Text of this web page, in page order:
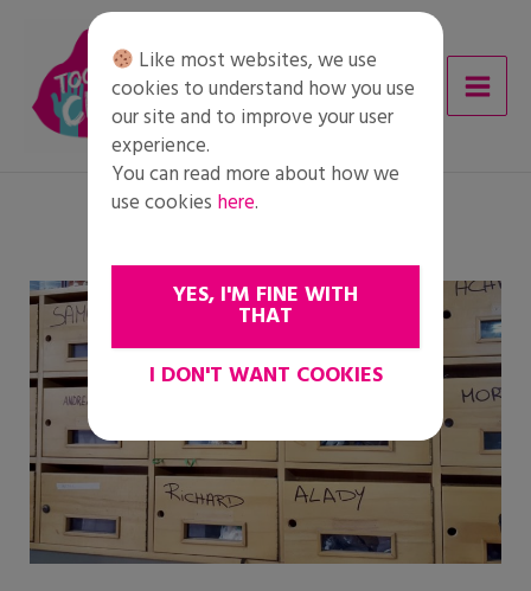
content
Like most websites, we use
cookies to understand how you use
our site and to improve your user
experience.
You can read more about how we
use cookies here.
YES, I'M FINE WITH
THAT
I DON'T WANT COOKIES